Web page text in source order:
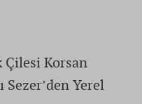
Çilesi Korsan
Sezer’den Yerel